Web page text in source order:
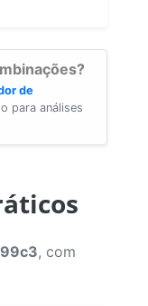
de
para análises
, com